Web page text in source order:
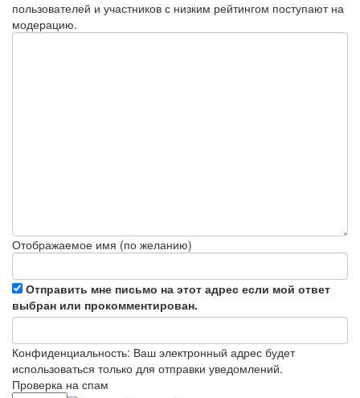
пользователей и участников с низким рейтингом поступают на
модерацию.
Отображаемое имя (по желанию)
Отправить мне письмо на этот адрес если мой ответ
выбран или прокомментирован.
Конфиденциальность: Ваш электронный адрес будет
использоваться только для отправки уведомлений.
Проверка на спам